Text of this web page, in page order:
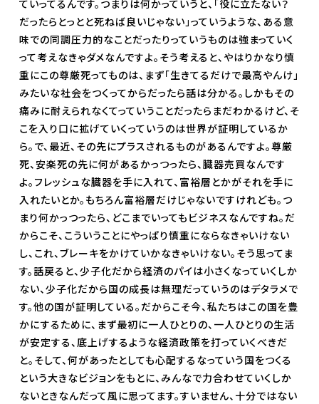
ていってるんです。つまりは何かっていうと、「役に立たない？
だったらとっとと死ねば良いじゃない」っていうような、ある意
味での同調圧力的なことだったりっていうものは強まっていく
って考えなきゃダメなんですよ。そう考えると、やはりかなり慎
重にこの尊厳死ってものは、まず「生きてるだけで最高やんけ」
みたいな社会をつくってからだったら話は分かる。しかもその
痛みに耐えられなくてっていうことだったらまだわかるけど、そ
こを入り口に拡げていくっていうのは世界が証明しているか
ら。で、最近、その先にプラスされるものがあるんですよ。尊厳
死、安楽死の先に何があるかっつったら、臓器売買なんです
よ。フレッシュな臓器を手に入れて、富裕層とかがそれを手に
入れたいとか。もちろん富裕層だけじゃないですけれども。つ
まり何かっつったら、どこまでいってもビジネスなんですね。だ
からこそ、こういうことにやっぱり慎重にならなきゃいけない
し、これ、ブレーキをかけていかなきゃいけない。そう思ってま
す。話戻ると、少子化だから経済のパイは小さくなっていくしか
ない、少子化だから国の成長は無理だっていうのはデタラメで
す。他の国が証明している。だからこそ今、私たちはこの国を豊
かにするために、まず最初に一人ひとりの、一人ひとりの生活
が安定する、底上げするような経済政策を打っていくべきだ
と。そして、何があったとしても心配するなっていう国をつくる
という大きなビジョンをもとに、みんなで力合わせていくしか
ないときなんだって風に思ってます。すいません、十分ではない